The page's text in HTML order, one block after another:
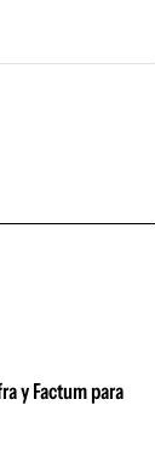
y Factum para